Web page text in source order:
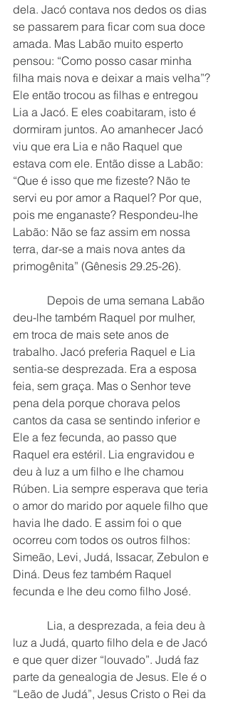
dela. Jacó contava nos dedos os dias
se passarem para ficar com sua doce
amada. Mas Labão muito esperto
pensou: “Como posso casar minha
filha mais nova e deixar a mais velha”?
Ele então trocou as filhas e entregou
Lia a Jacó. E eles coabitaram, isto é
dormiram juntos. Ao amanhecer Jacó
viu que era Lia e não Raquel que
estava com ele. Então disse a Labão:
“Que é isso que me fizeste? Não te
servi eu por amor a Raquel? Por que,
pois me enganaste? Respondeu-lhe
Labão: Não se faz assim em nossa
terra, dar-se a mais nova antes da
primogênita” (Gênesis 29.25-26).
deu-lhe também Raquel por mulher,
em troca de mais sete anos de
trabalho. Jacó preferia Raquel e Lia
sentia-se desprezada. Era a esposa
feia, sem graça. Mas o Senhor teve
pena dela porque chorava pelos
cantos da casa se sentindo inferior e
Ele a fez fecunda, ao passo que
Raquel era estéril. Lia engravidou e
deu à luz a um filho e lhe chamou
Rúben. Lia sempre esperava que teria
o amor do marido por aquele filho que
havia lhe dado. E assim foi o que
ocorreu com todos os outros filhos:
Simeão, Levi, Judá, Issacar, Zebulon e
Diná. Deus fez também Raquel
fecunda e lhe deu como filho José.
luz a Judá, quarto filho dela e de Jacó
e que quer dizer “louvado”. Judá faz
parte da genealogia de Jesus. Ele é o
“Leão de Judá”, Jesus Cristo o Rei da